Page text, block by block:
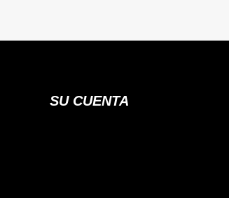
SU CUENTA